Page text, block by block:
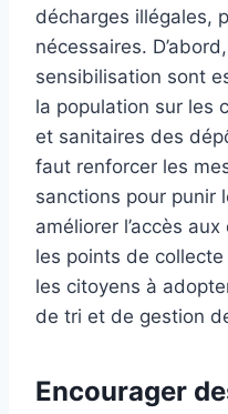
décharges illégales,
nécessaires.
sensibilisation sont
la population sur les
et sanitaires des
faut renforcer les
sanctions pour punir
améliorer l’accès
les points de
les citoyens à
de tri et de gestion
Encourager